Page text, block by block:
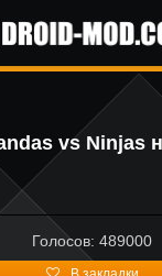
vs Ninjas
Голосов: 489000